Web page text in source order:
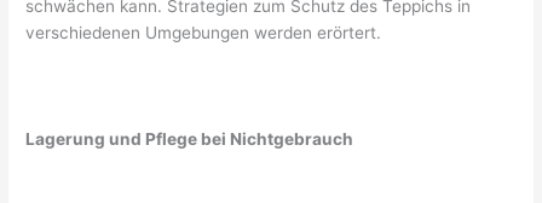
schwächen kann. Strategien zum Schutz des Teppichs in
verschiedenen Umgebungen werden erörtert.
Lagerung und Pflege bei Nichtgebrauch